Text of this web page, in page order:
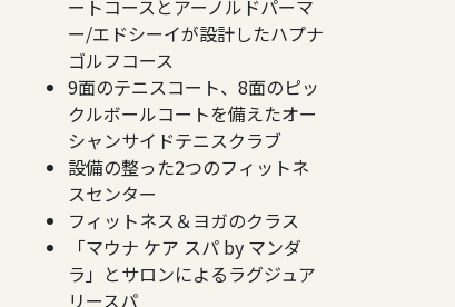
ートコースとアーノルドパーマ
ー/エドシーイが設計したハプナ
ゴルフコース
9面のテニスコート、8面のピッ
クルボールコートを備えたオー
シャンサイドテニスクラブ
設備の整った2つのフィットネ
スセンター
フィットネス＆ヨガのクラス
「マウナ ケア スパ by マンダ
ラ」とサロンによるラグジュア
リースパ